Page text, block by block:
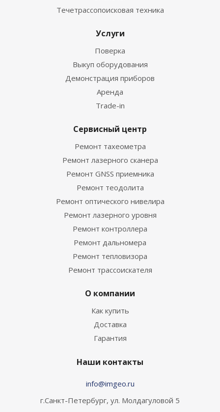
Течетрассопоисковая техника
Услуги
Поверка
Выкуп оборудования
Демонстрация приборов
Аренда
Trade-in
Сервисный центр
Ремонт тахеометра
Ремонт лазерного сканера
Ремонт GNSS приемника
Ремонт теодолита
Ремонт оптического нивелира
Ремонт лазерного уровня
Ремонт контроллера
Ремонт дальномера
Ремонт тепловизора
Ремонт трассоискателя
О компании
Как купить
Доставка
Гарантия
Наши контакты
info@imgeo.ru
г.Санкт-Петербург, ул. Молдагуловой 5